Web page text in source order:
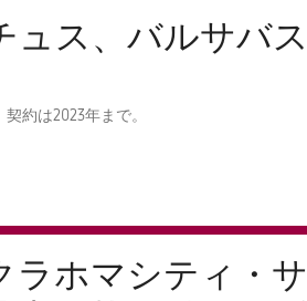
ュス、バルサバ
約は2023年まで。
ホマシティ・